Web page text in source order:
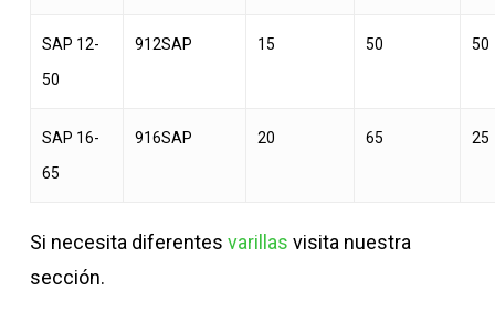
SAP 12-
50
912SAP 15 50 50
SAP 16-
65
916SAP 20 65 25
Si necesita diferentes varillas visita nuestra
sección.